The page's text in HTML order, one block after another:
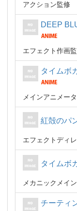
アクション監修
DEEP
エフェクト作画
タイムボ
メインアニメー
紅殻のパ
エフェクトディ
タイムボ
メカニックメイ
チーティ